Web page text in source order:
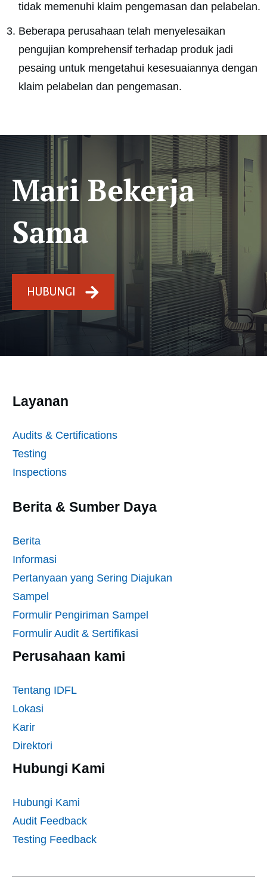
tidak memenuhi klaim pengemasan dan pelabelan.
Beberapa perusahaan telah menyelesaikan
pengujian komprehensif terhadap produk jadi
pesaing untuk mengetahui kesesuaiannya dengan
klaim pelabelan dan pengemasan.
Mari Bekerja
Sama
HUBUNGI
Layanan
Audits & Certifications
Testing
Inspections
Berita & Sumber Daya
Berita
Informasi
Pertanyaan yang Sering Diajukan
Sampel
Formulir Pengiriman Sampel
Formulir Audit & Sertifikasi
Perusahaan kami
Tentang IDFL
Lokasi
Karir
Direktori
Hubungi Kami
Hubungi Kami
Audit Feedback
Testing Feedback